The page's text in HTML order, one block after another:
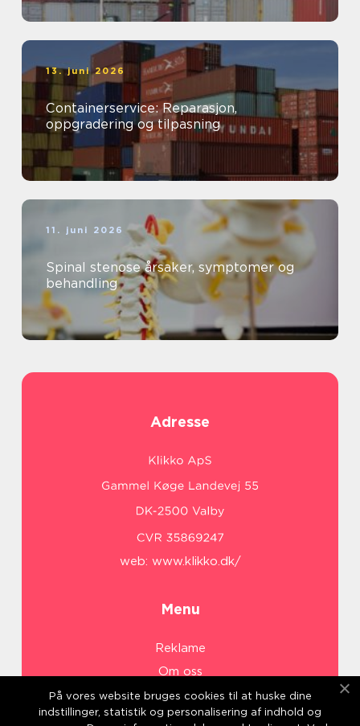
13. juni 2026
Containerservice: Reparasjon,
oppgradering og tilpasning
11. juni 2026
Spinal stenose årsaker, symptomer og
behandling
Adresse
web: www.klikko.dk/
Menu
Reklame
Om oss
Cookies
Kontakt Oss
På vores website bruges cookies til at huske dine
indstillinger, statistik og personalisering af indhold og